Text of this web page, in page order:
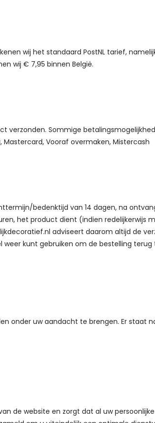
wij het standaard PostNL tarief,
wij € 7,95 binnen België.
verzonden. Sommige
Mastercard, Vooraf overmaken, Mistercash
bedenktijd van 14 dagen, na
het product dient (indien redelijkerwijs
adviseert daarom altijd de
kunt gebruiken om de bestelling
onder uw aandacht te brengen. Er staat
de website en zorgt dat al uw